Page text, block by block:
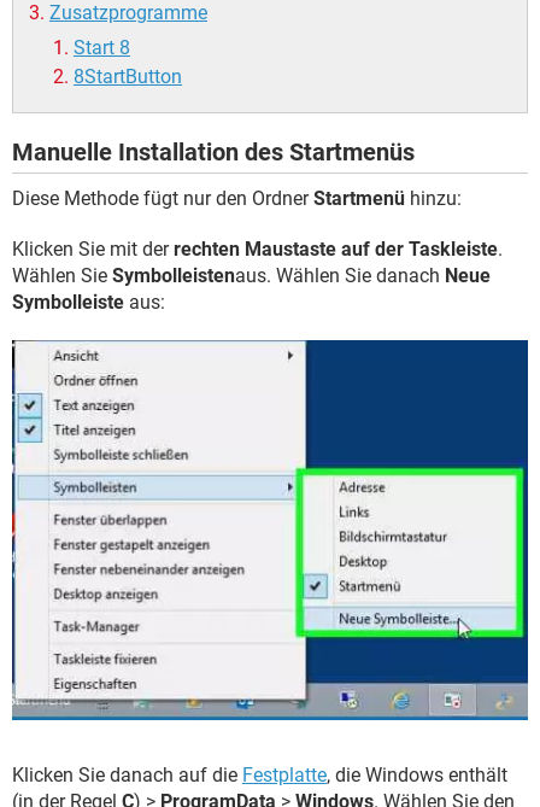
Zusatzprogramme
Start 8
8StartButton
Manuelle Installation des Startmenüs
Diese Methode fügt nur den OrdnerStartmenü hinzu:
Klicken Sie mit derrechten Maustaste auf der Taskleiste.
Wählen Sie Symbolleistenaus. Wählen Sie danach Neue
Symbolleiste aus:
Klicken Sie danach auf die Festplatte, die Windows enthält
(in der Regel C) > ProgramData > Windows. Wählen Sie den